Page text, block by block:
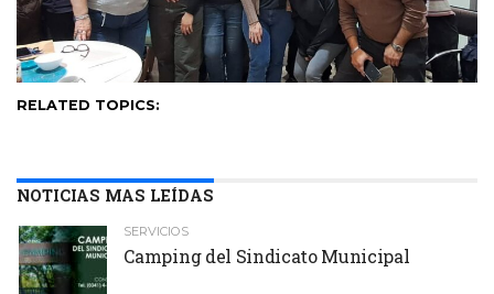
RELATED TOPICS:
NOTICIAS MAS LEÍDAS
SERVICIOS
Camping del Sindicato Municipal